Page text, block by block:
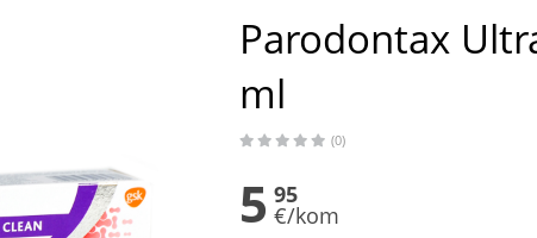
Parodontax
ml
(0)
5 95
€/kom